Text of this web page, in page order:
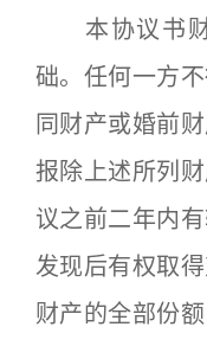
本协议书财
础。任何一方
同财产或婚前
报除上述所列
议之前二年内
发现后有权取
财产的全部份